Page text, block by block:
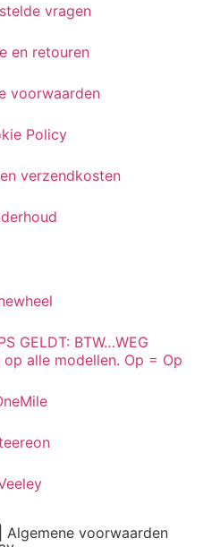
vragen
en retouren
voorwaarden
Policy
verzendkosten
GELDT: BTW…WEG
op alle modellen. Op = Op
Algemene voorwaarden